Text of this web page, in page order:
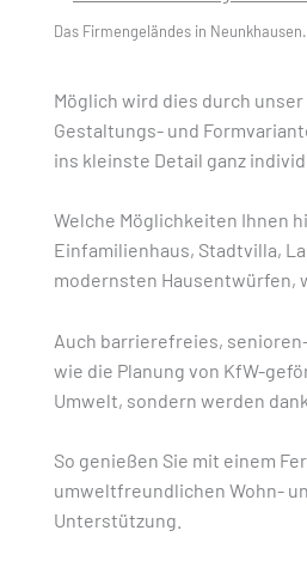
Das Firmengeländes in
Möglich wird dies durch
Gestaltungs- und
ins kleinste Detail ganz
Welche Möglichkeiten Ihnen
Einfamilienhaus, Stadtvilla,
modernsten Hausentwürfen,
Auch barrierefreies,
wie die Planung von KfW-
Umwelt, sondern werden
So genießen Sie mit einem
umweltfreundlichen Wohn-
Unterstützung.